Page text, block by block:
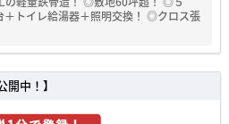
トイレ給湯器＋照明交換！ ◎クロス張
開中！】